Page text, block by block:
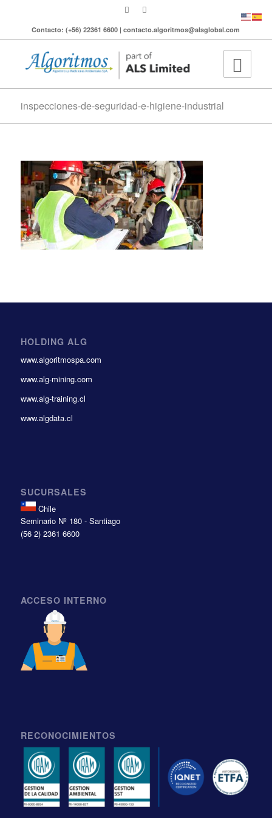
Contacto: (+56) 22361 6600 | contacto.algoritmos@alsglobal.com
inspecciones-de-seguridad-e-higiene-industrial
HOLDING ALG
www.algoritmospa.com
www.alg-mining.com
www.alg-training.cl
www.algdata.cl
SUCURSALES
Chile
Seminario Nº 180 - Santiago
(56 2) 2361 6600
ACCESO INTERNO
RECONOCIMIENTOS